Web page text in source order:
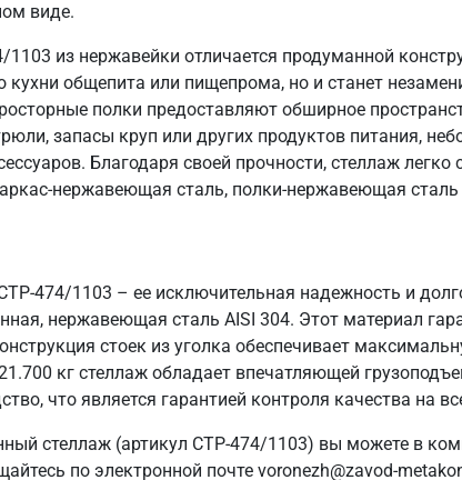
виде.
из нержавейки отличается продуманной
кухни общепита или пищепрома, но и станет
полки предоставляют обширное
запасы круп или других продуктов питания,
Благодаря своей прочности, стеллаж
нержавеющая сталь, полки-нержавеющая
474/1103 – ее исключительная надежность и
нержавеющая сталь AISI 304. Этот материал
стоек из уголка обеспечивает
кг стеллаж обладает впечатляющей
что является гарантией контроля качества на
стеллаж (артикул СТР-474/1103) вы можете в
по электронной почте voronezh@zavod-